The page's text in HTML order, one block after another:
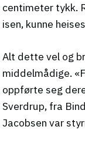
centimeter tykk.
isen, kunne
Alt dette vel og
middelmådige.
oppførte seg
Sverdrup, fra
Jacobsen var